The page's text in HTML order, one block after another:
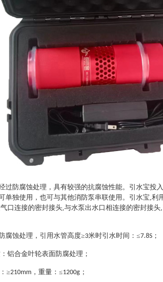
过防腐蚀处理，具有较强的抗腐蚀性能。引水宝投
单独使用，也可与其他消防泵串联使用。引水宝,
口连接的密封接头,与水泵出水口相连接的密封接
腐蚀处理，引用水管高度≥3米时引水时间：≤7.8S ；
铝合金叶轮表面防腐处理；
≥210mm ，重量：≤1200g ；